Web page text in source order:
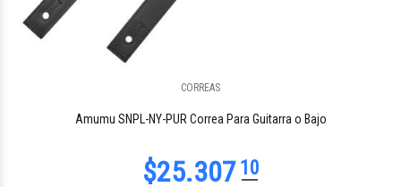
CORREAS
Amumu SNPL-NY-PUR Correa Para Guitarra o Bajo